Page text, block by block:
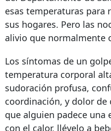
esas temperaturas para
sus hogares. Pero las
alivio que normalmente
Los síntomas de un
temperatura corporal
sudoración profusa,
coordinación, y dolor de
que alguien padece una
con el calor, llévelo a